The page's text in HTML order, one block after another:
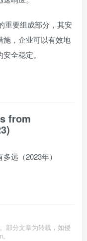
重要组成部分，其安
施，企业可以有效地
全稳定。
from
远（2023年）
部分文章为转载，如侵
。